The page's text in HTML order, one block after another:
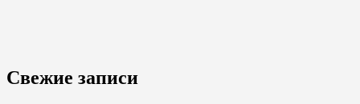
Свежие записи